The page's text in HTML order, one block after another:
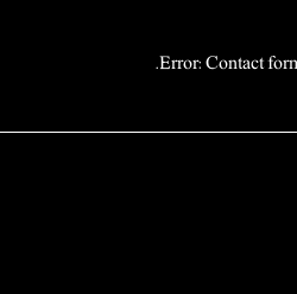
Error: Contact